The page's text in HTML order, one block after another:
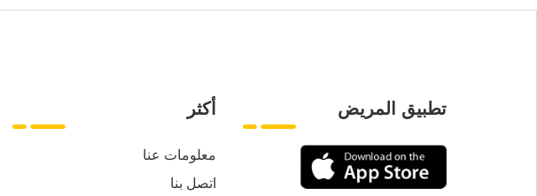
أكثر
معلومات عنا
اتصل بنا
تطبيق المريض